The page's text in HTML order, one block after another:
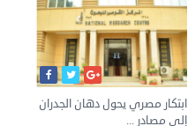
ابتكار مصري يحول دهان الجدران
إلى مصادر ...